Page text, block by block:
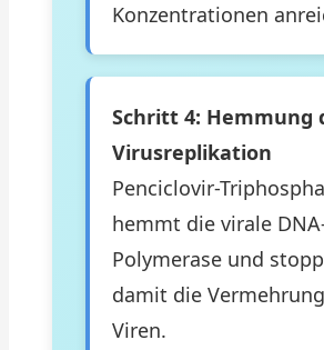
Konzentrationen
Schritt 4: Hemmung
Virusreplikation
Penciclovir-
hemmt die virale
Polymerase und
damit die
Viren.